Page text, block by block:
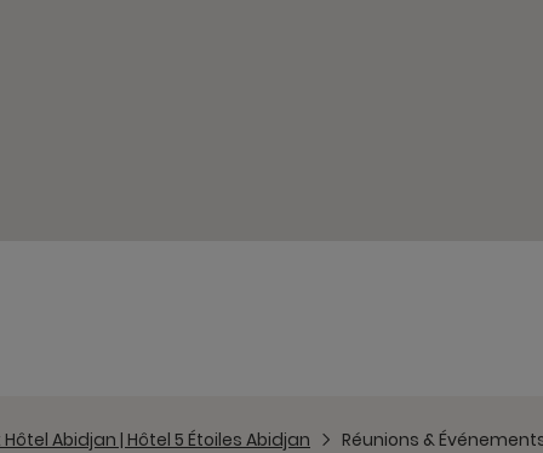
Abidjan | Hôtel 5 Étoiles Abidjan Réunions &